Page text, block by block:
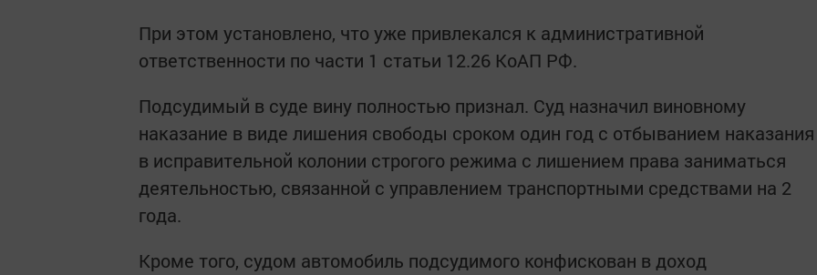
При этом установлено, что уже привлекался к административной
ответственности по части 1 статьи 12.26 КоАП РФ.
Подсудимый в суде вину полностью признал. Суд назначил виновному
наказание в виде лишения свободы сроком один год с отбыванием наказания
в исправительной колонии строгого режима с лишением права заниматься
деятельностью, связанной с управлением транспортными средствами на 2
года.
Кроме того, судом автомобиль подсудимого конфискован в доход